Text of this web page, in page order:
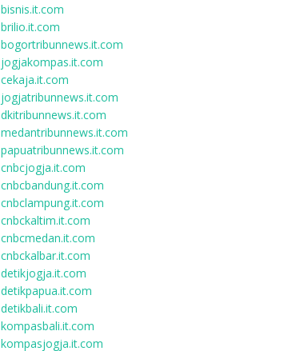
bisnis.it.com
brilio.it.com
bogortribunnews.it.com
jogjakompas.it.com
cekaja.it.com
jogjatribunnews.it.com
dkitribunnews.it.com
medantribunnews.it.com
papuatribunnews.it.com
cnbcjogja.it.com
cnbcbandung.it.com
cnbclampung.it.com
cnbckaltim.it.com
cnbcmedan.it.com
cnbckalbar.it.com
detikjogja.it.com
detikpapua.it.com
detikbali.it.com
kompasbali.it.com
kompasjogja.it.com